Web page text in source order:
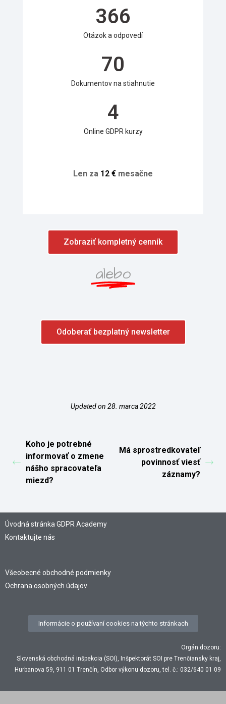
Otázok a odpovedí
366
Dokumentov na stiahnutie
70
Online GDPR kurzy
4
Len za 1 2 € mesačne
Zobraziť kompletný cenník
alebo
Odoberať bezplatný newsletter
Updated on 28. marca 2022
Koho je potrebné
informovať o zmene
nášho spracovateľa
miezd?
Má sprostredkovateľ
povinnosť viesť
záznamy?
Úvodná stránka GDPR Academy
Kontaktujte nás
Všeobecné obchodné podmienky
Ochrana osobných údajov
Informácie o používaní cookies na týchto stránkach
Orgán dozoru:
Slovenská obchodná inšpekcia (SOI), Inšpektorát SOI pre Trenčiansky kraj,
Hurbanova 59, 911 01 Trenčín, Odbor výkonu dozoru, tel. č.: 032/640 01 09